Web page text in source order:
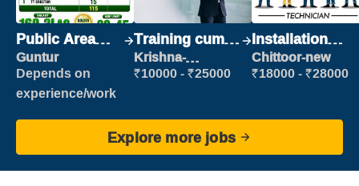
Public Area
Cleaner
Guntur
Depends on
experience/work
Training cum
Placement
Krishna-
vijayawada
₹10000 - ₹25000
Installation
Engineer/
Helper
Chittoor-new
₹18000 - ₹28000
Explore more jobs